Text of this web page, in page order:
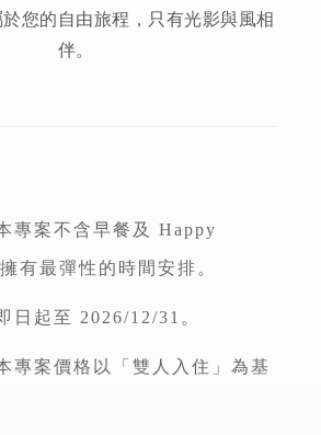
您的自由旅程，只有光影與風相
伴。
專案不含早餐及 Happy
有最彈性的時間安排。
日起至 2026/12/31。
專案價格以「雙人入住」為基